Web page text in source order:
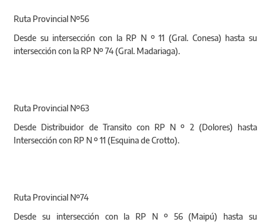
Ruta Provincial Nº56
Desde su intersección con la RP N º 11 (Gral. Conesa) hasta su
intersección con la RP Nº 74 (Gral. Madariaga).
Ruta Provincial Nº63
Desde Distribuidor de Transito con RP N º 2 (Dolores) hasta
Intersección con RP N º 11 (Esquina de Crotto).
Ruta Provincial Nº74
Desde su intersección con la RP N º 56 (Maipú) hasta su